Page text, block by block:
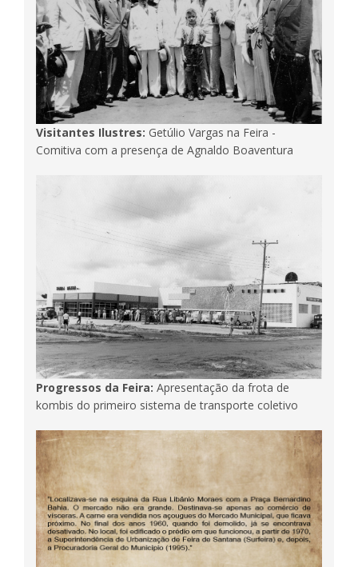
Visitantes Ilustres: Getúlio Vargas na Feira -
Comitiva com a presença de Agnaldo Boaventura
Progressos da Feira: Apresentação da frota de
kombis do primeiro sistema de transporte coletivo